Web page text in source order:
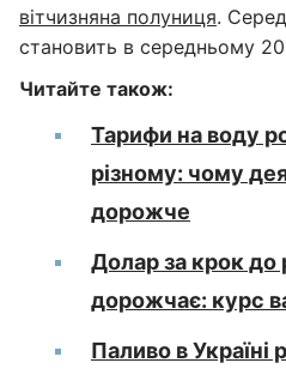
вітчизняна полуниця.
становить в середньому
Читайте також:
Тарифи на воду
різному: чому
дорожче
Долар за крок до
дорожчає: курс
Паливо в Україні